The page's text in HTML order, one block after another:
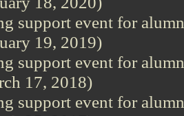
support event for
19, 2019)
support event for
17, 2018)
support event for